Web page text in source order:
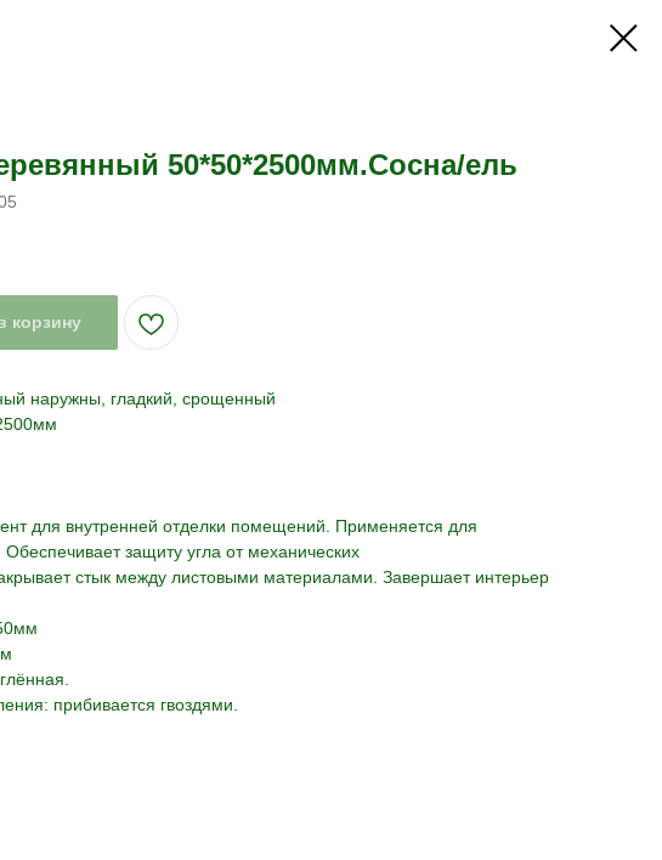
50*50*2500мм.Сосна/ель
корзину
наружны, гладкий, срощенный
для внутренней отделки помещений. Применяется для
Обеспечивает защиту угла от механических
стык между листовыми материалами. Завершает интерьер
прибивается гвоздями.